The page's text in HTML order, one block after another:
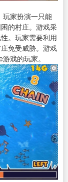
玩家扮演一只能
的村庄。游戏采
。玩家需要利用
免受威胁。游戏
戏的玩家。